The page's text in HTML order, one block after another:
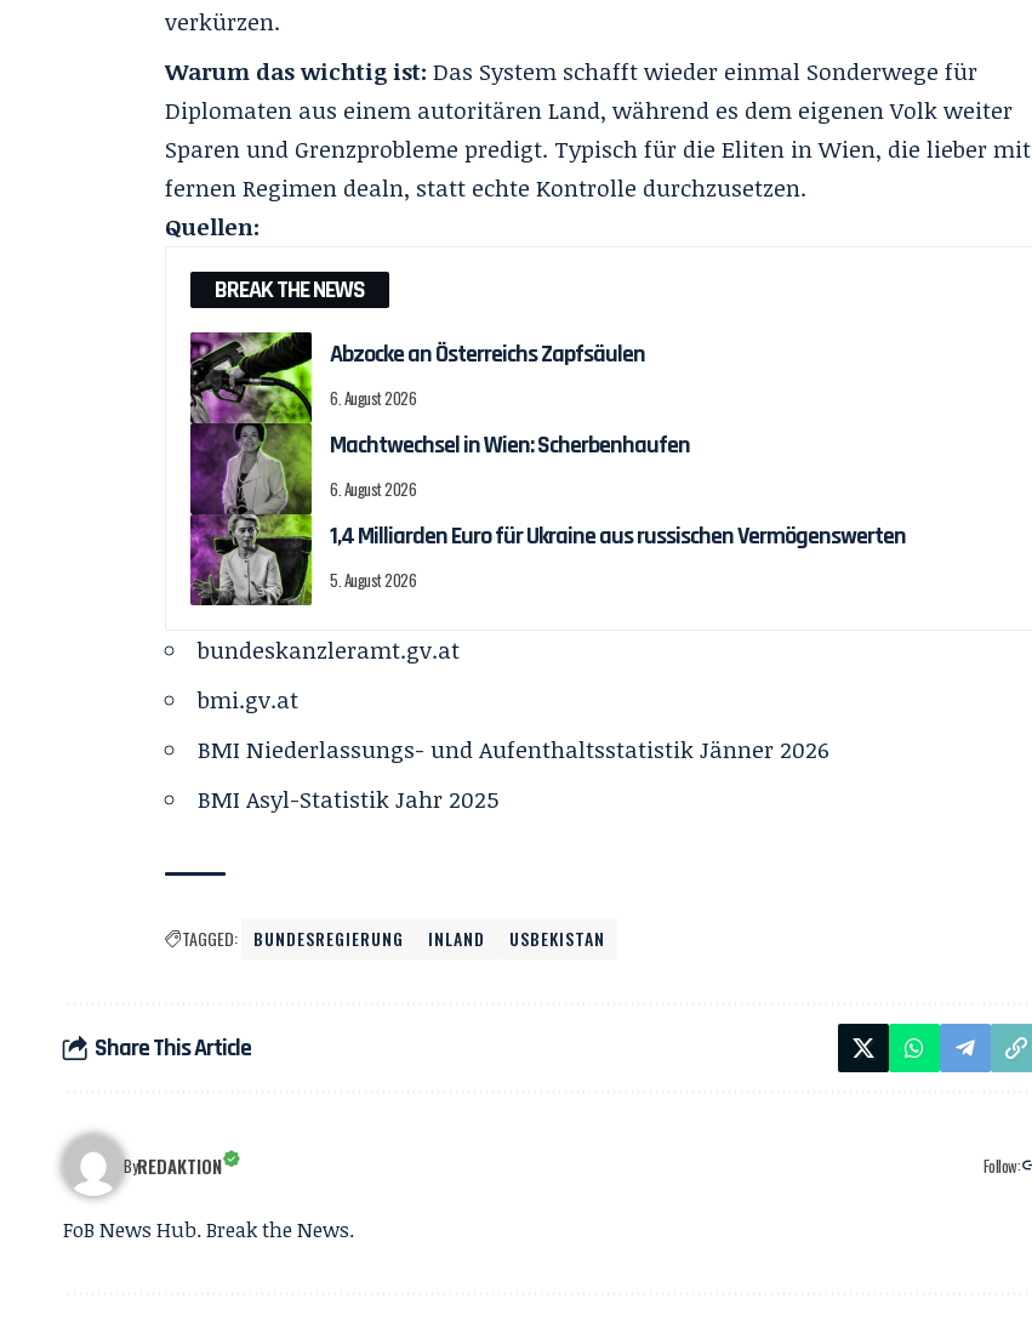
verkürzen.
Warum das wichtig ist: Das System schafft wieder einmal Sonderwege für
Diplomaten aus einem autoritären Land, während es dem eigenen Volk weiter
Sparen und Grenzprobleme predigt. Typisch für die Eliten in Wien, die lieber mit
fernen Regimen dealn, statt echte Kontrolle durchzusetzen.
Quellen:
BREAK THE NEWS
Abzocke an Österreichs Zapfsäulen
6. August 2026
Machtwechsel in Wien: Scherbenhaufen
6. August 2026
1,4 Milliarden Euro für Ukraine aus russischen Vermögenswerten
5. August 2026
bundeskanzleramt.gv.at
bmi.gv.at
BMI Niederlassungs- und Aufenthaltsstatistik Jänner 2026
BMI Asyl-Statistik Jahr 2025
TAGGED: BUNDESREGIERUNG INLAND USBEKISTAN
Share This Article
ByREDAKTION Follow:
FoB News Hub. Break the News.